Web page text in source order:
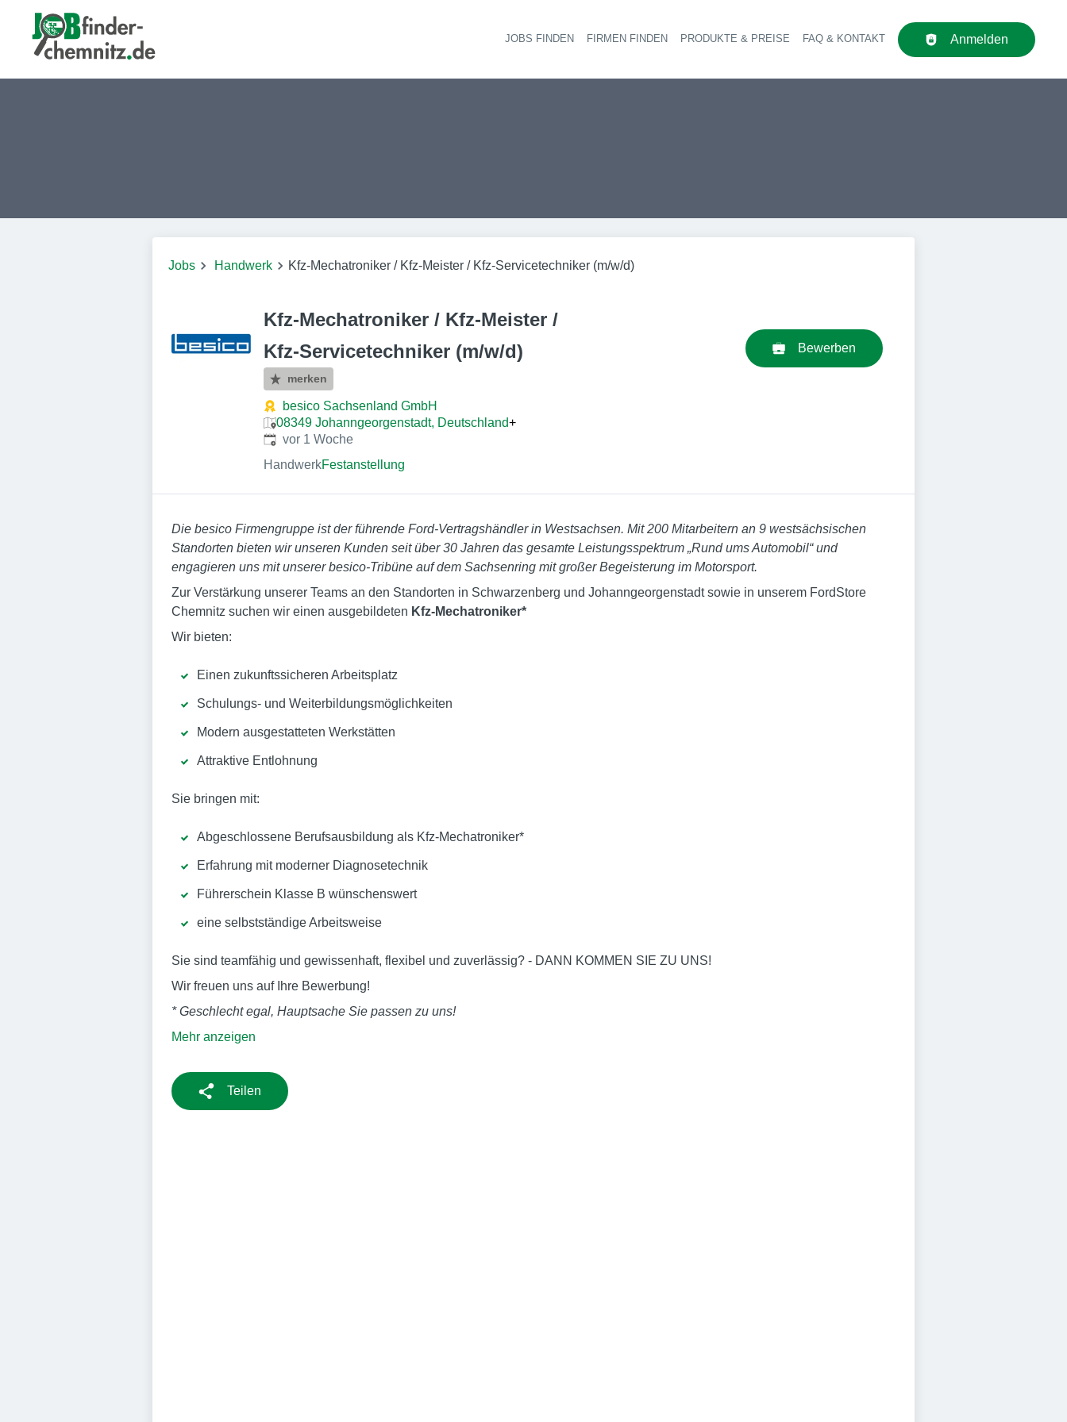
Haupt-Navigation
JOBS FINDEN FIRMEN FINDEN PRODUKTE & PREISE FAQ & KONTAKT Anmelden
Jobs Handwerk Kfz-Mechatroniker / Kfz-Meister / Kfz-Servicetechniker (m/w/d)
Kfz-Mechatroniker / Kfz-Meister /
Kfz-Servicetechniker (m/w/d)
merken
besico Sachsenland GmbH
08349 Johanngeorgenstadt, Deutschland+
Veröffentlicht:
vor 1 Woche
HandwerkFestanstellung
Bewerben
Die besico Firmengruppe ist der führende Ford-Vertragshändler in Westsachsen. Mit 200 Mitarbeitern an 9 westsächsischen
Standorten bieten wir unseren Kunden seit über 30 Jahren das gesamte Leistungsspektrum „Rund ums Automobil“ und
engagieren uns mit unserer besico-Tribüne auf dem Sachsenring mit großer Begeisterung im Motorsport.
Zur Verstärkung unserer Teams an den Standorten in Schwarzenberg und Johanngeorgenstadt sowie in unserem FordStore
Chemnitz suchen wir einen ausgebildeten Kfz-Mechatroniker*
Wir bieten:
Einen zukunftssicheren Arbeitsplatz
Schulungs- und Weiterbildungsmöglichkeiten
Modern ausgestatteten Werkstätten
Attraktive Entlohnung
Sie bringen mit:
Abgeschlossene Berufsausbildung als Kfz-Mechatroniker*
Erfahrung mit moderner Diagnosetechnik
Führerschein Klasse B wünschenswert
eine selbstständige Arbeitsweise
Sie sind teamfähig und gewissenhaft, flexibel und zuverlässig? - DANN KOMMEN SIE ZU UNS!
Wir freuen uns auf Ihre Bewerbung!
* Geschlecht egal, Hauptsache Sie passen zu uns!
Mehr anzeigen
Teilen